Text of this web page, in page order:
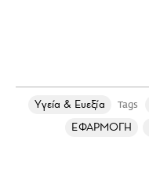
Υγεία & Ευεξία Tags
ΕΦΑΡΜΟΓΗ